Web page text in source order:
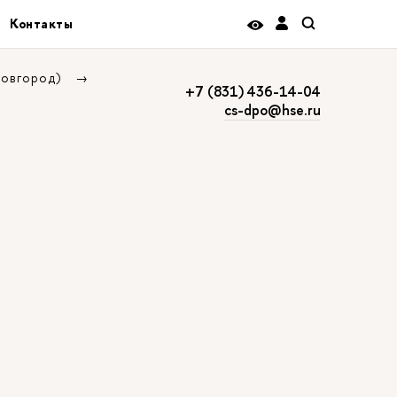
Контакты
+7 (831) 436-14-04
cs-dpo@hse.ru